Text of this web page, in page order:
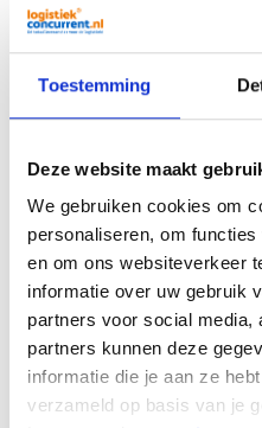
Toestemming
Deze website maakt
We gebruiken cookies om
personaliseren, om
en om ons websiteverkeer
informatie over uw gebruik
partners voor social media,
partners kunnen deze
informatie die je aan ze
verzameld op basis van je
130,00V.a. 125,00Per
Op voorraad
Op werkdagen vóór 18:00